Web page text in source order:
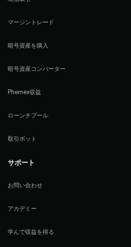
マージントレード
暗号資産を購入
暗号資産コンバーター
Phemex収益
ローンチプール
取引ボット
サポート
お問い合わせ
アカデミー
学んで収益を得る